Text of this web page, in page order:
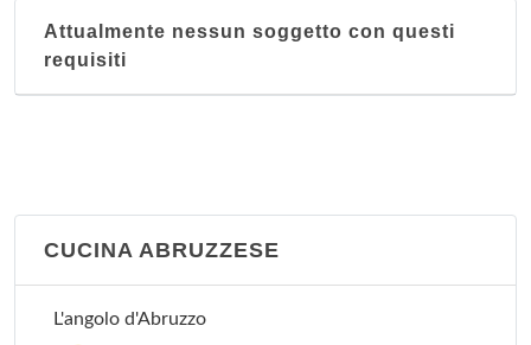
Ai Corsari
Attualmente nessun soggetto con questi
requisiti
CUCINA ABRUZZESE
L'angolo d'Abruzzo